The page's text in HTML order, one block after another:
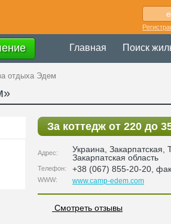
Главная Поиск
отдыха Эдем
За коттедж от 220 до
Адрес: Украина Закарпатская ,
Закарпатская область
Телефон: +38 (067) 855-20-20,
WWW: www.camp-edem.com
Смотреть отзывы